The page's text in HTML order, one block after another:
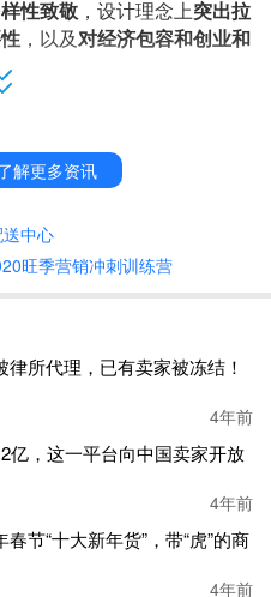
性致敬 ，设计理念上突出拉
，以及 对经济包容和创业和
、Pacinos、Cocina54和Mill
将推出几款独家产品，包括
丁裔传统、文化、艺术家、
常重要，她很开心能够参与
一直致力于提升拉丁裔团队
及支持拉丁裔组织，在过去
资对象包括拉丁裔拥有的供
、慈善事业和社区组织，如
据悉，今年Target还将连续
金会的西班牙裔遗产奖。
解更多资讯
中心
旺季营销冲刺训练营
律所代理，已有卖家被冻结！
4年前
亿，这一平台向中国卖家开放
4年前
节“十大新年货”，带“虎”的商
4年前